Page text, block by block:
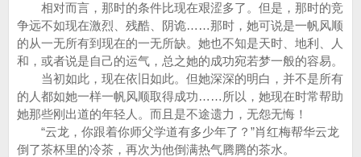
相对而言，那时的条件比现在艰涩多了。但是，那时的竞
争远不如现在激烈、残酷、阴诡……那时，她可说是一帆风顺
的从一无所有到现在的一无所缺。她也不知是天时、地利、人
和，或者说是自己的运气，总之她的成功宛若梦一般的容易。
当初如此，现在依旧如此。但她深深的明白，并不是所有
的人都如她一样一帆风顺取得成功……所以，她现在时常帮助
她那些刚出道的年轻人。而且是不途遗力，无怨无悔！
“云龙，你跟着你师父学道有多少年了？”肖红梅帮华云龙
倒了茶杯里的冷茶，再次为他倒满热气腾腾的茶水。